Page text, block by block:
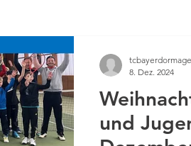
und
8. Dez. 2024